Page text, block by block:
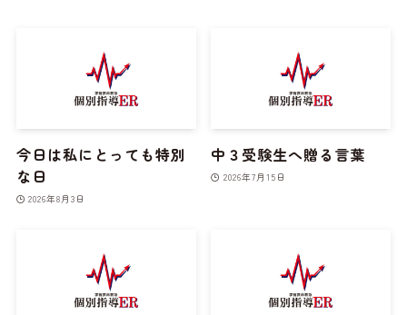
今日は私にとっても特別
な日
2026年8月3日
中３受験生へ贈る言葉
2026年7月15日